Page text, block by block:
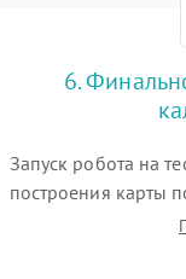
6.
Запуск робота на
построения карты
навигации и